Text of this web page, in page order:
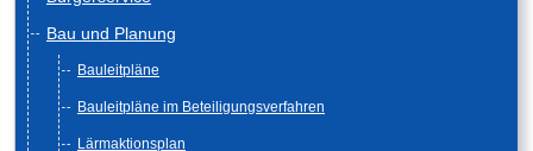
Bau und Planung
Bauleitpläne
Bauleitpläne im Beteiligungsverfahren
Lärmaktionsplan